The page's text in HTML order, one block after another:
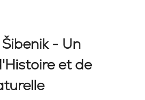
- Un
et de